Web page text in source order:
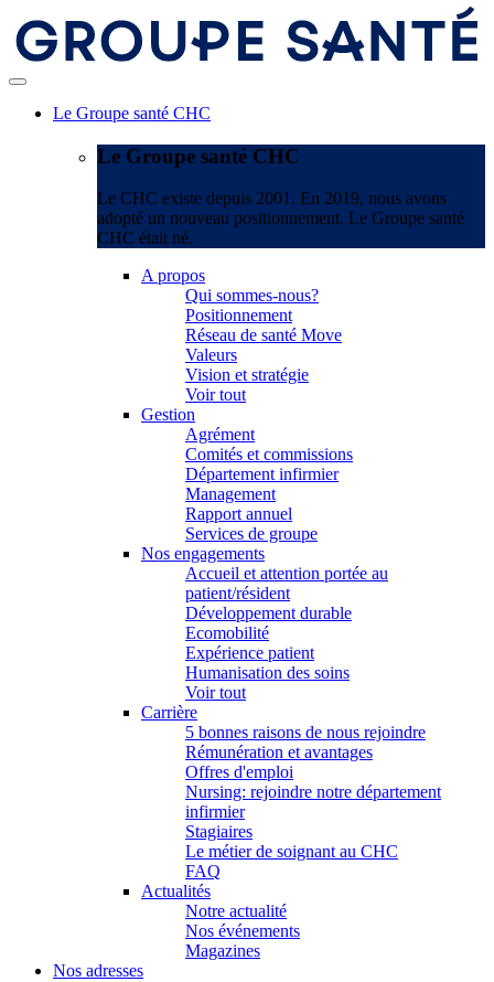
Le Groupe santé CHC
Le Groupe santé CHC
Le CHC existe depuis 2001. En 2019, nous avons
adopté un nouveau positionnement. Le Groupe santé
CHC était né.
A propos
Qui sommes-nous?
Positionnement
Réseau de santé Move
Valeurs
Vision et stratégie
Voir tout
Gestion
Agrément
Comités et commissions
Département infirmier
Management
Rapport annuel
Services de groupe
Nos engagements
Accueil et attention portée au
patient/résident
Développement durable
Ecomobilité
Expérience patient
Humanisation des soins
Voir tout
Carrière
5 bonnes raisons de nous rejoindre
Rémunération et avantages
Offres d'emploi
Nursing: rejoindre notre département
infirmier
Stagiaires
Le métier de soignant au CHC
FAQ
Actualités
Notre actualité
Nos événements
Magazines
Nos adresses